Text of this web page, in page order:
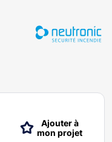
Ajouter à
mon projet